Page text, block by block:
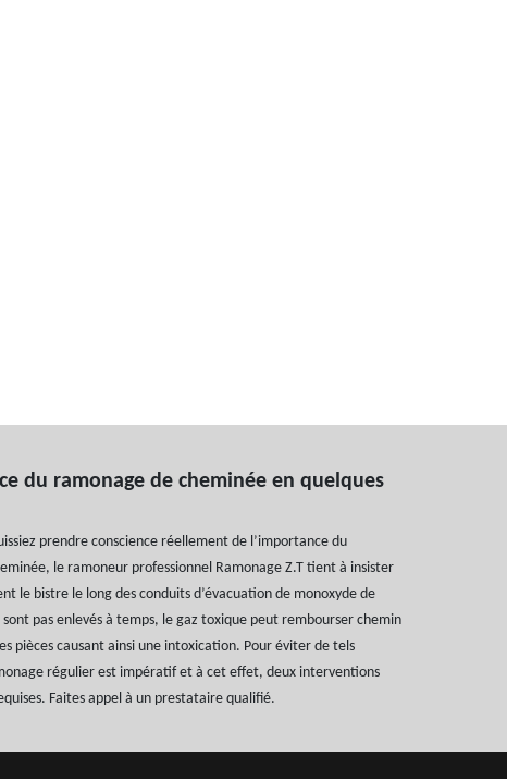
du ramonage de cheminée en quelques
prendre conscience réellement de l’importance du
le ramoneur professionnel Ramonage Z.T tient à insister
le bistre le long des conduits d’évacuation de monoxyde de
sont pas enlevés à temps, le gaz toxique peut rembourser chemin
pièces causant ainsi une intoxication. Pour éviter de tels
régulier est impératif et à cet effet, deux interventions
Faites appel à un prestataire qualifié.